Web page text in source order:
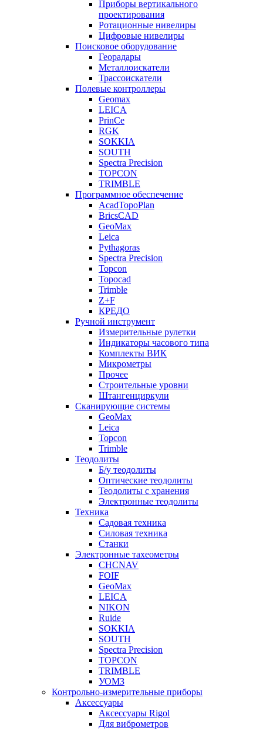
Приборы вертикального
проектирования
Ротационные нивелиры
Цифровые нивелиры
Поисковое оборудование
Георадары
Металлоискатели
Трассоискатели
Полевые контроллеры
Geomax
LEICA
PrinCe
RGK
SOKKIA
SOUTH
Spectra Precision
TOPCON
TRIMBLE
Программное обеспечение
AcadTopoPlan
BricsCAD
GeoMax
Leica
Pythagoras
Spectra Precision
Topcon
Topocad
Trimble
Z+F
КРЕДО
Ручной инструмент
Измерительные рулетки
Индикаторы часового типа
Комплекты ВИК
Микрометры
Прочее
Строительные уровни
Штангенциркули
Сканирующие системы
GeoMax
Leica
Topcon
Trimble
Теодолиты
Б/у теодолиты
Оптические теодолиты
Теодолиты с хранения
Электронные теодолиты
Техника
Садовая техника
Силовая техника
Станки
Электронные тахеометры
CHCNAV
FOIF
GeoMax
LEICA
NIKON
Ruide
SOKKIA
SOUTH
Spectra Precision
TOPCON
TRIMBLE
УОМЗ
Контрольно-измерительные приборы
Аксессуары
Аксессуары Rigol
Для виброметров